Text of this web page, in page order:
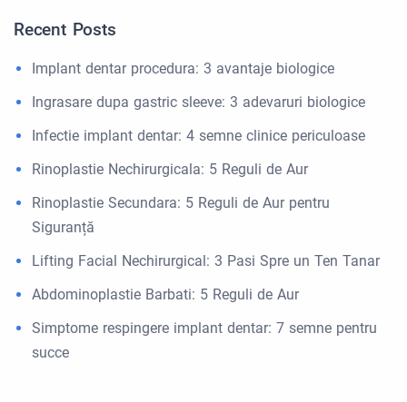
Recent Posts
Implant dentar procedura: 3 avantaje biologice
Ingrasare dupa gastric sleeve: 3 adevaruri biologice
Infectie implant dentar: 4 semne clinice periculoase
Rinoplastie Nechirurgicala: 5 Reguli de Aur
Rinoplastie Secundara: 5 Reguli de Aur pentru
Siguranță
Lifting Facial Nechirurgical: 3 Pasi Spre un Ten Tanar
Abdominoplastie Barbati: 5 Reguli de Aur
Simptome respingere implant dentar: 7 semne pentru
succe